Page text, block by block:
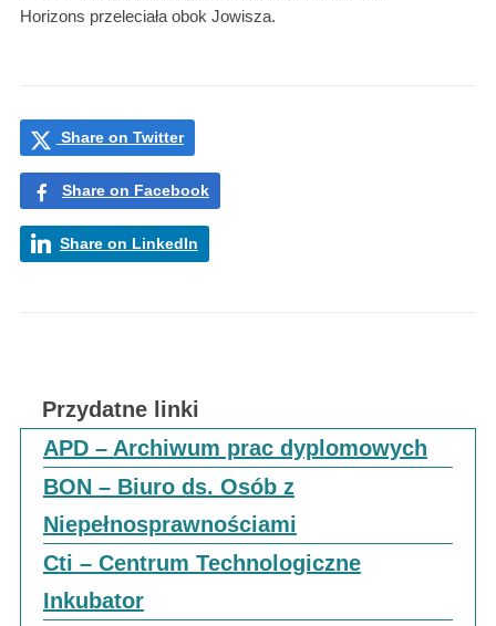
Horizons przeleciała obok Jowisza.
Share on Twitter
Share on Facebook
Share on LinkedIn
Przydatne linki
APD – Archiwum prac dyplomowych
BON – Biuro ds. Osób z
Niepełnosprawnościami
Cti – Centrum Technologiczne
Inkubator